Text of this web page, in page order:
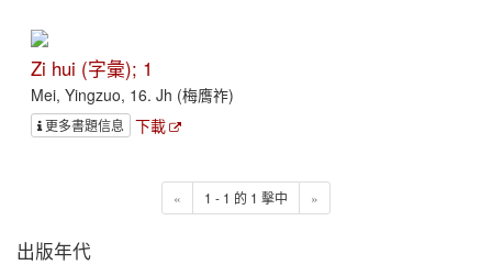
Zi hui (字彙); 1
Mei, Yingzuo, 16. Jh (梅膺祚)
更多書題信息 下載
« 1 - 1 的 1 擊中 »
出版年代